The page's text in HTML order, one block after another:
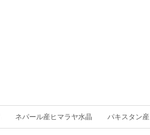
ネパール産ヒマラヤ水晶 パキスタン